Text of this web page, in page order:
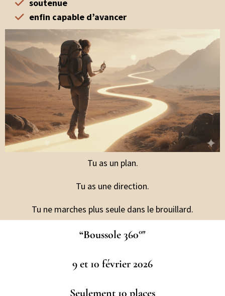
soutenue
enfin capable d’avancer
Tu as un plan.
Tu as une direction.
Tu ne marches plus seule dans le brouillard.
“Boussole 360°"
9 et 10 février 2026
Seulement 10 places